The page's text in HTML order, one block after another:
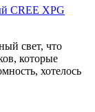
CREE XPG
свет, что
которые
хотелось